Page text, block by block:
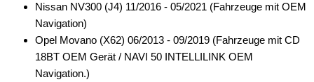
Nissan NV300 (J4) 11/2016 - 05/2021 (Fahrzeuge mit OEM
Navigation)
Opel Movano (X62) 06/2013 - 09/2019 (Fahrzeuge mit CD
18BT OEM Gerät / NAVI 50 INTELLILINK OEM
Navigation.)